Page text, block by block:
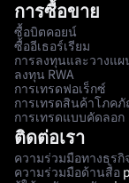
การซื้อขาย
ซื้อบิตคอยน์
ซื้ออีเธอร์เรียม
การลงทุนและวางแผ
ลงทุน RWA
การเทรดฟอเร็กซ์
การเทรดสินค้าโภค
การเทรดแบบคัดลอก
ติดต่อเรา
ความร่วมมือทางธุรกิ
ความร่วมมือด้านสื่อ